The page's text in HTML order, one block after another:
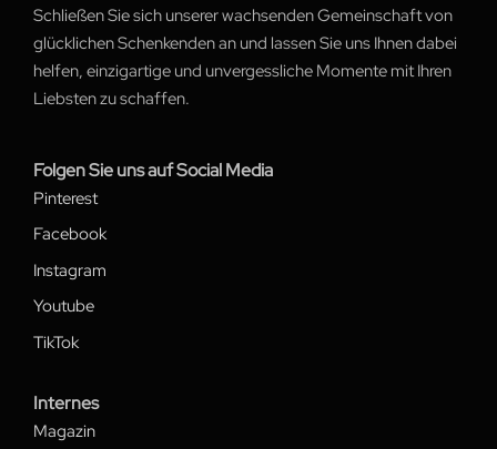
Schließen Sie sich unserer wachsenden Gemeinschaft von
glücklichen Schenkenden an und lassen Sie uns Ihnen dabei
helfen, einzigartige und unvergessliche Momente mit Ihren
Liebsten zu schaffen.
Folgen Sie uns auf Social Media
Pinterest
Facebook
Instagram
Youtube
TikTok
Internes
Magazin